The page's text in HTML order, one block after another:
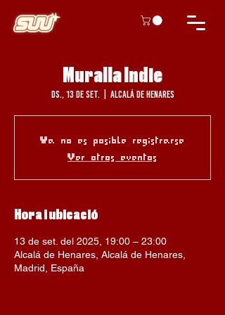
Muralla Indie
ds., 13 de set.
  |
Alcalá de Henares
Ya no es posible registrarse
Ver otros eventos
Hora i ubicació
13 de set. del 2025, 19:00 – 23:00
Alcalá de Henares, Alcalá de Henares,
Madrid, España